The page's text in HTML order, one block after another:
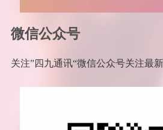
微信公众号
关注”四九通讯“微信公众号关注最